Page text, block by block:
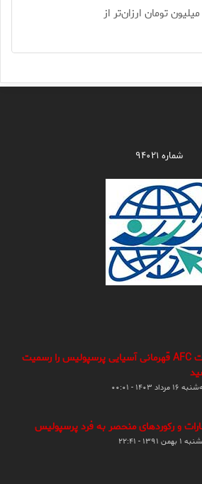
تومان ارزان‌تر از
شماره ۹۴۰۲۱
سایت AFC قهرمانی آسیایی پرسپولیس را رسمیت
مرداد ۱۴۰۳ - ۰۰:۰۱
و رکوردهای منحصر به فرد پرسپولیس
۱۳۹۱ - ۲۲:۴۱